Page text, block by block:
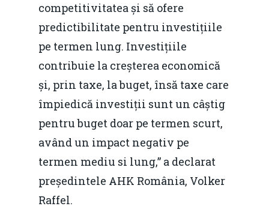
competitivitatea și să ofere
predictibilitate pentru investițiile
pe termen lung. Investițiile
contribuie la creșterea economică
și, prin taxe, la buget, însă taxe care
împiedică investiții sunt un câștig
pentru buget doar pe termen scurt,
având un impact negativ pe
termen mediu si lung,” a declarat
președintele AHK România, Volker
Raffel.